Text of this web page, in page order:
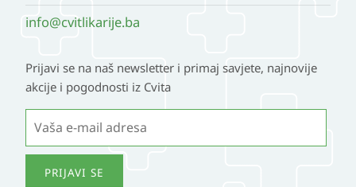
info@cvitlikarije.ba
Prijavi se na naš newsletter i primaj savjete, najnovije
akcije i pogodnosti iz Cvita